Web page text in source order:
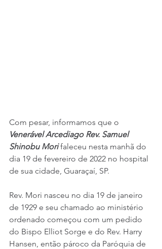
Com pesar, informamos que o
Venerável Arcediago Rev. Samuel
Shinobu Mori faleceu nesta manhã do
dia 19 de fevereiro de 2022 no hospital
de sua cidade, Guaraçaí, SP.
Rev. Mori nasceu no dia 19 de janeiro
de 1929 e seu chamado ao ministério
ordenado começou com um pedido
do Bispo Elliot Sorge e do Rev. Harry
Hansen, então pároco da Paróquia de